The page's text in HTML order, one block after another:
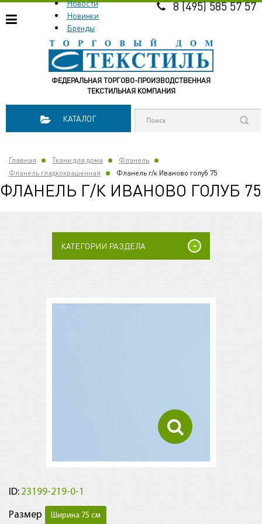
ФЕДЕРАЛЬНАЯ ТОРГОВО-ПРОИЗВОДСТВЕННАЯ
ТЕКСТИЛЬНАЯ КОМПАНИЯ
Новости
Новинки
Бренды
8 (495) 585 57 57
КАТАЛОГ
Главная Ткани для дома
Фланель
Фланель гладкокрашенная
Фланель г/к Иваново голуб 75
ФЛАНЕЛЬ Г/К ИВАНОВО ГОЛУБ 75
КАТЕГОРИИ РАЗДЕЛА
ID: 23199-219-0-1
Размер Ширина 75 см